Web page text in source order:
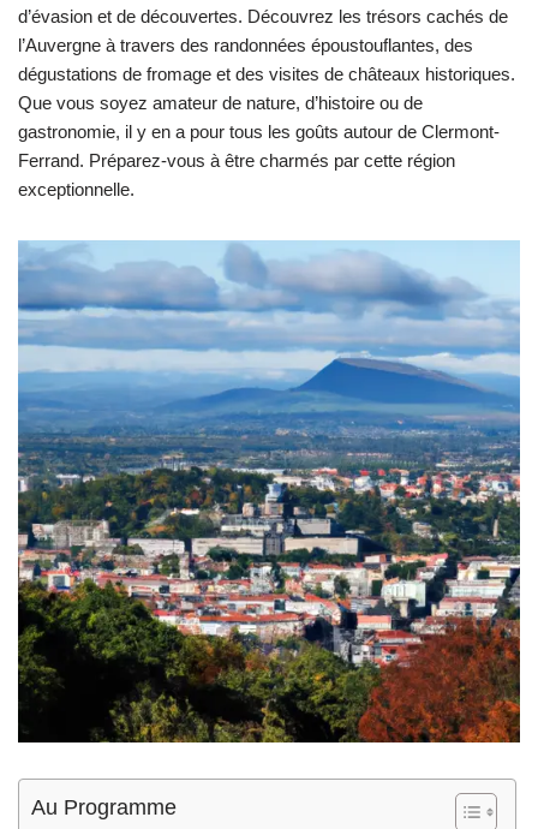
d’évasion et de découvertes. Découvrez les trésors cachés de
l’Auvergne à travers des randonnées époustouflantes, des
dégustations de fromage et des visites de châteaux historiques.
Que vous soyez amateur de nature, d’histoire ou de
gastronomie, il y en a pour tous les goûts autour de Clermont-
Ferrand. Préparez-vous à être charmés par cette région
exceptionnelle.
Au Programme